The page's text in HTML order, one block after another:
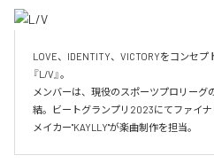
LOVE、IDENTITY、VICTORYをコンセ
『L/V』。
メンバーは、現役のスポーツプロリーグ
結。ビートグランプリ2023にてファイ
メイカー"KAYLLY"が楽曲制作を担当。